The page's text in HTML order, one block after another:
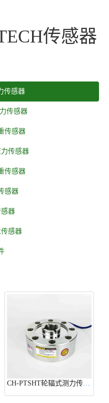
传感器
传感器
传感器
传感器
传感器
传感器
感器
器
感器
CH-PTSHT轮辐式测力传感器